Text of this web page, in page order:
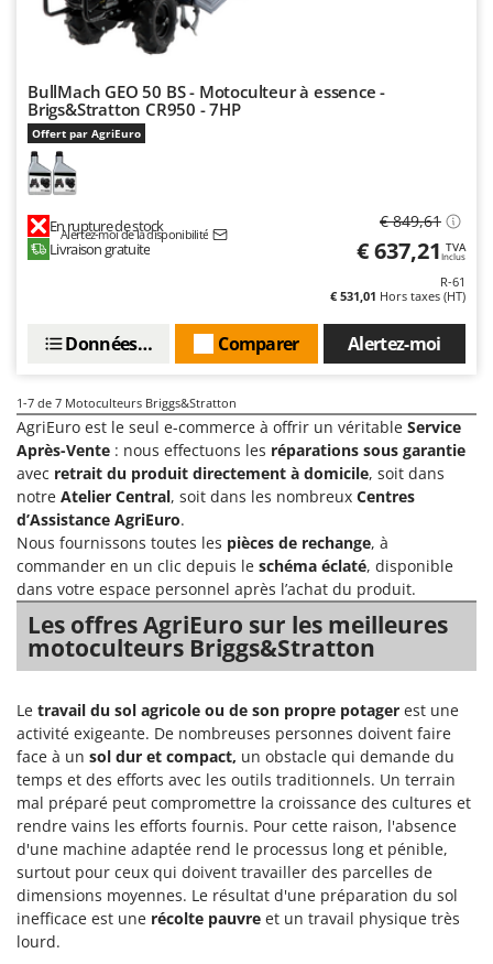
Tondeuses autoportées
Tondeuses débroussailleuses thermiques
Trancheuses de sol
Transpalettes
Treuils de débardage
V
Lampacrescia - MGM
Landxcape
LAR Casalinghi
Lavor
Linea VZ
Lisam
M
Macte Ovens
MAMMAMIA
Marcato
Marina Systems
Master
Mastercook
Masterpro
McCulloch
MCH
Michelin
Mille
Minox
Mockmill
More than chef
MOSA
MOVA
Mowox
BullMach GEO 50 BS - Motoculteur à essence -
Brigs&Stratton CR950 - 7HP
Offert par AgriEuro
En rupture de stock
Alertez-moi de la disponibilité
Livraison gratuite
€ 849,61
€ 637,21 TVA
Inclus
R-61
€ 531,01 Hors taxes (HT)
Alertez-moi
Comparer
Données techniques
1-7 de 7 Motoculteurs Briggs&Stratton
AgriEuro est le seul e-commerce à offrir un véritable Service
Après-Vente : nous effectuons les réparations sous garantie
avec retrait du produit directement à domicile, soit dans
notre Atelier Central, soit dans les nombreux Centres
d’Assistance AgriEuro.
Nous fournissons toutes les pièces de rechange, à
commander en un clic depuis le schéma éclaté, disponible
dans votre espace personnel après l’achat du produit.
Les offres AgriEuro sur les meilleures
motoculteurs Briggs&Stratton
Le travail du sol agricole ou de son propre potager est une
activité exigeante. De nombreuses personnes doivent faire
face à un sol dur et compact, un obstacle qui demande du
temps et des efforts avec les outils traditionnels. Un terrain
mal préparé peut compromettre la croissance des cultures et
rendre vains les efforts fournis. Pour cette raison, l'absence
d'une machine adaptée rend le processus long et pénible,
surtout pour ceux qui doivent travailler des parcelles de
dimensions moyennes. Le résultat d'une préparation du sol
inefficace est une récolte pauvre et un travail physique très
lourd.